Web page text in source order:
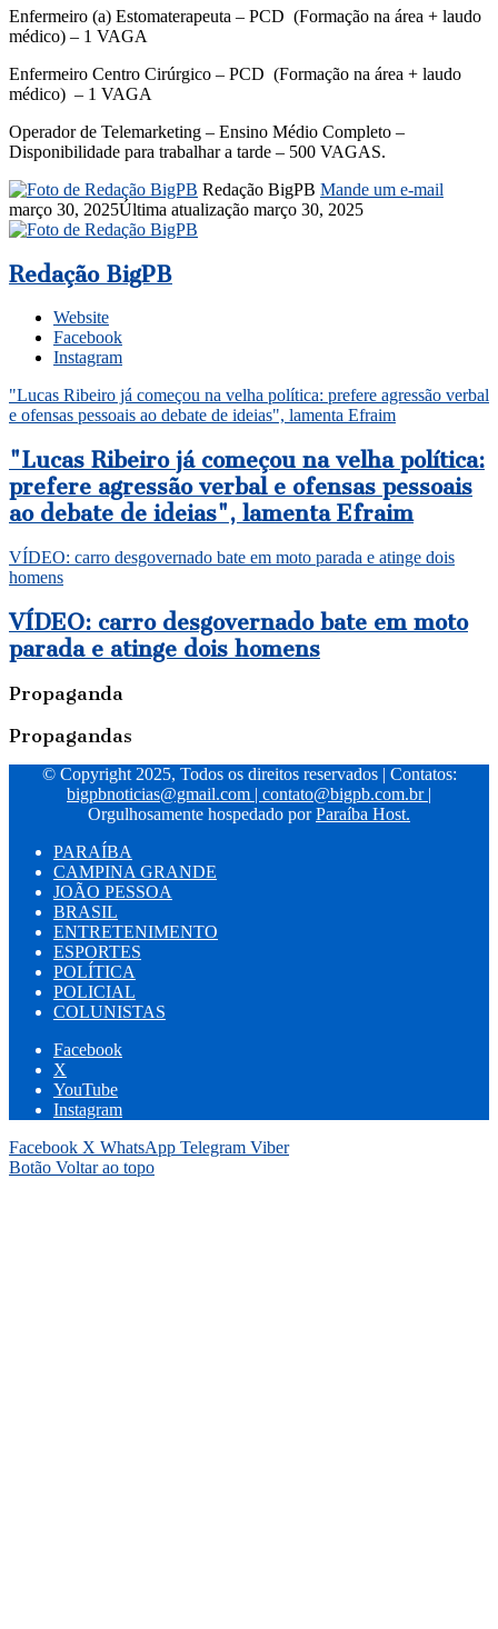
Enfermeiro (a) Estomaterapeuta – PCD (Formação na área + laudo
médico) – 1 VAGA
Enfermeiro Centro Cirúrgico – PCD (Formação na área + laudo
médico) – 1 VAGA
Operador de Telemarketing – Ensino Médio Completo –
Disponibilidade para trabalhar a tarde – 500 VAGAS.
Redação BigPB Mande um e-mail
março 30, 2025Última atualização março 30, 2025
Redação BigPB
Website
Facebook
Instagram
"Lucas Ribeiro já começou na velha política: prefere agressão verbal
e ofensas pessoais ao debate de ideias", lamenta Efraim
"Lucas Ribeiro já começou na velha política:
prefere agressão verbal e ofensas pessoais
ao debate de ideias", lamenta Efraim
VÍDEO: carro desgovernado bate em moto parada e atinge dois
homens
VÍDEO: carro desgovernado bate em moto
parada e atinge dois homens
Propaganda
Propagandas
© Copyright 2025, Todos os direitos reservados | Contatos:
bigpbnoticias@gmail.com | contato@bigpb.com.br |
Orgulhosamente hospedado porParaíba Host.
PARAÍBA
CAMPINA GRANDE
JOÃO PESSOA
BRASIL
ENTRETENIMENTO
ESPORTES
POLÍTICA
POLICIAL
COLUNISTAS
Facebook
X
YouTube
Instagram
Facebook X WhatsApp Telegram Viber
Botão Voltar ao topo